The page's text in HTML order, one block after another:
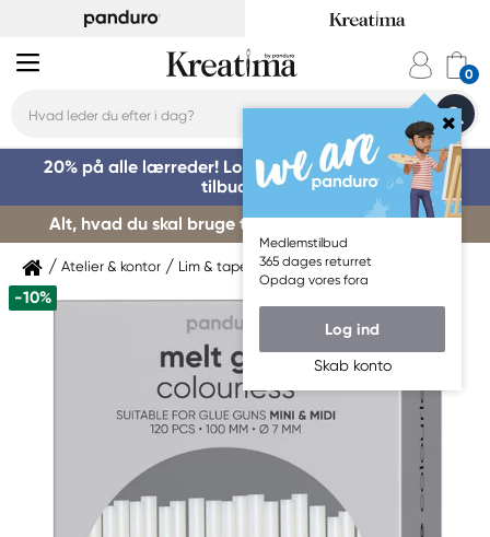
Medlemstilbud
365 dages returret
Opdag vores fora
Log ind
Skab konto
20% på alle lærreder! Log på for at benytte dig af
tilbuddet »
Alt, hvad du skal bruge til kursusstart – køb her »
Atelier & kontor Lim & tape Limpistoler & smeltelim
-10%